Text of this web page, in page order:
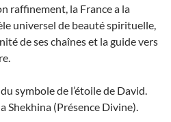
raffinement, la France a la
universel de beauté spirituelle,
de ses chaînes et la guide vers
symbole de l’étoile de David.
Shekhina (Présence Divine).